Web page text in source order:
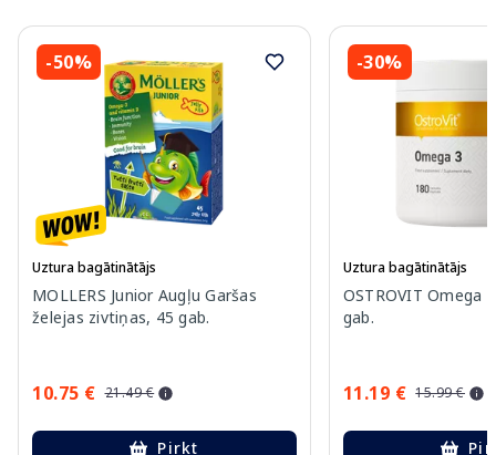
-50%
Uztura bagātinātājs
MOLLERS Junior Augļu Garšas
želejas zivtiņas, 45 gab.
10.75 € 21.49 €
Pirkt
-30%
Uztura bagātinātājs
OSTROVIT Omega
gab.
11.19 € 15.99 €